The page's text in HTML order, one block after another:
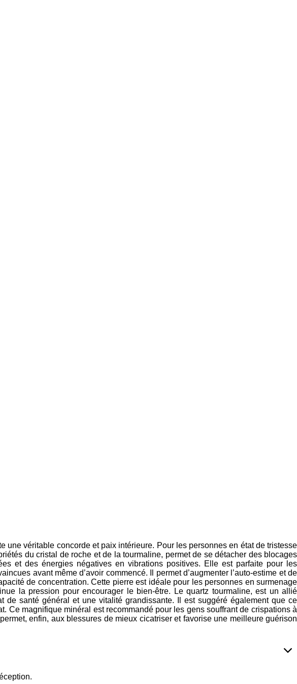
une véritable concorde et paix intérieure. Pour les personnes en état de tristesse
du cristal de roche et de la tourmaline, permet de se détacher des blocages
et des énergies négatives en vibrations positives. Elle est parfaite pour les
avant même d’avoir commencé. Il permet d’augmenter l’auto-estime et de
de concentration. Cette pierre est idéale pour les personnes en surmenage
la pression pour encourager le bien-être. Le quartz tourmaline, est un allié
de santé général et une vitalité grandissante. Il est suggéré également que ce
Ce magnifique minéral est recommandé pour les gens souffrant de crispations à
enfin, aux blessures de mieux cicatriser et favorise une meilleure guérison